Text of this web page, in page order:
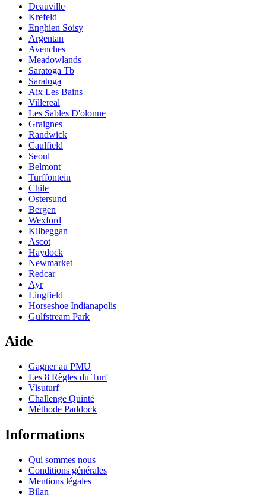
Deauville
Krefeld
Enghien Soisy
Argentan
Avenches
Meadowlands
Saratoga Tb
Saratoga
Aix Les Bains
Villereal
Les Sables D'olonne
Graignes
Randwick
Caulfield
Seoul
Belmont
Turffontein
Chile
Ostersund
Bergen
Wexford
Kilbeggan
Ascot
Haydock
Newmarket
Redcar
Ayr
Lingfield
Horseshoe Indianapolis
Gulfstream Park
Aide
Gagner au PMU
Les 8 Règles du Turf
Visuturf
Challenge Quinté
Méthode Paddock
Informations
Qui sommes nous
Conditions générales
Mentions légales
Bilan